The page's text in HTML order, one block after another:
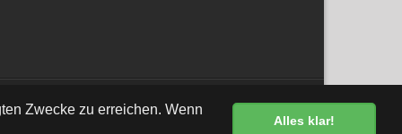
Zwecke zu erreichen. Wenn
Alles klar!
Datenschutz